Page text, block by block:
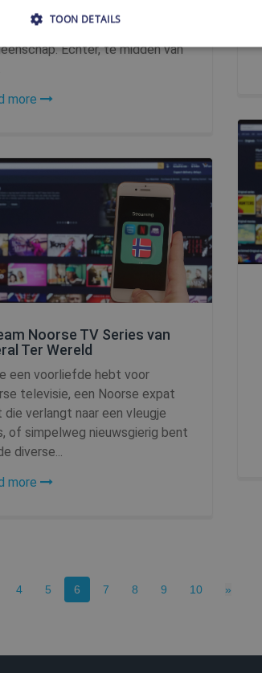
en de majestueuze Nijl,
een levendige digitale
Echter, te midden van
more
Noorse TV Series van
Ter Wereld
een voorliefde hebt voor
televisie, een Noorse expat
die verlangt naar een vleugje
of simpelweg nieuwsgierig bent
diverse...
more
4 5 6(current)
7 8 9 10 »Next
TOON DETAILS
Vervaldatum Omschrijving
1 jaar
Deze cookie wordt gebruikt om de
valideren.
30 minuten
1 jaar
This cookie is used by Cookie-Script.com
cookie consent preferences. It is necessary
1 dag
Sessie
Cookie gegenereerd door toepassingen
is een identificatiecode voor algemene
om gebruikerssessievariabelen bij te
willekeurig gegenereerd nummer, hoe het
specifiek zijn voor de site, maar een goed
1 maand